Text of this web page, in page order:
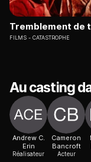
Tremblement de
FILMS CATASTROPHE
Au casting
Andrew C.
Erin
Réalisateur
Cameron
Bancroft
Acteur